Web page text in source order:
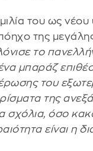
του ως
της
το
μπαράζ
του
της
όσο
είναι η